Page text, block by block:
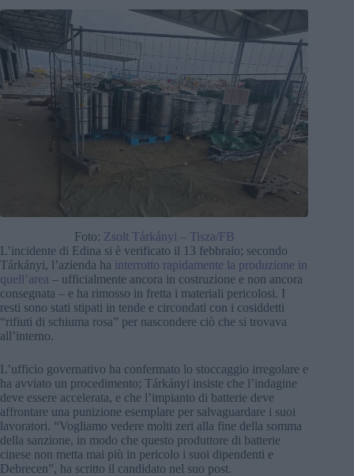
Foto: Zsolt Tárkányi – Tisza/FB
L’incidente di Edina si è verificato il 13 febbraio; secondo
Tárkányi, l’azienda ha interrotto rapidamente la produzione in
quell’area – ufficialmente ancora in costruzione e non ancora
consegnata – e ha rimosso in fretta i materiali pericolosi. I
resti sono stati stipati in tende e circondati con i cosiddetti
“rifiuti di schiuma rosa” per nascondere ciò che si trovava
all’interno.
L’ufficio governativo ha confermato lo stoccaggio irregolare e
ha avviato un procedimento; Tárkányi insiste che l’indagine
deve essere accelerata, e che l’impianto di batterie deve
affrontare una punizione esemplare per salvaguardare i suoi
lavoratori. “Vogliamo vedere molti zeri alla fine della somma
della sanzione, in modo che questo produttore di batterie
cinese non metta mai più in pericolo i suoi dipendenti e
Debrecen”, ha scritto il candidato nel suo post.